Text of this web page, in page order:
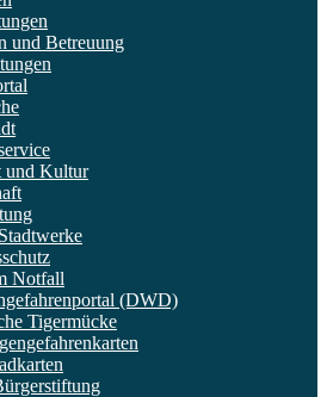
und Betreuung
und Kultur
Notfall
(DWD)
Tigermücke